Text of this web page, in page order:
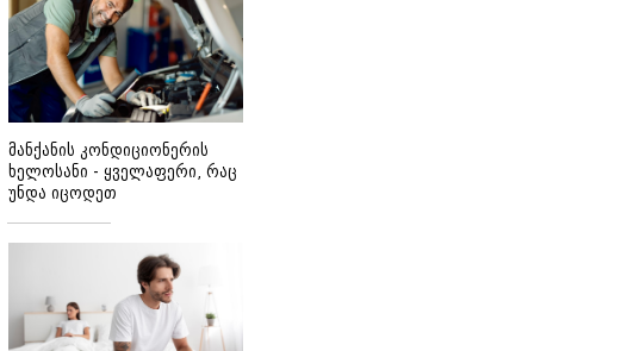
მანქანის კონდიციონერის
ხელოსანი - ყველაფერი, რაც
უნდა იცოდეთ